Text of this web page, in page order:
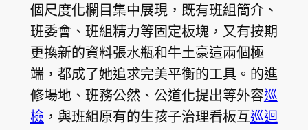
個尺度化欄目集中展現，既有班組簡介、
班委會、班組精力等固定板塊，又有按期
更換新的資料張水瓶和牛土豪這兩個極
端，都成了她追求完美平衡的工具。的進
修場地、班務公然、公道化提出等外容巡
檢 ，與班組原有的生孩子治理看板互巡迴